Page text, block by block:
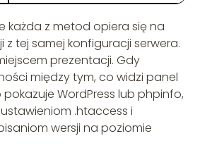
każda z metod opiera się na
tej samej konfiguracji serwera.
prezentacji. Gdy
między tym, co widzi panel
WordPress lub phpinfo,
.htaccess i
wersji na poziomie